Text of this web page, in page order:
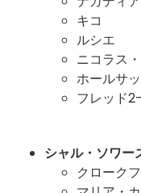
キコ
ルシエ
ニコラス
ホールサ
フレッド
シャル・ソワー
クローク